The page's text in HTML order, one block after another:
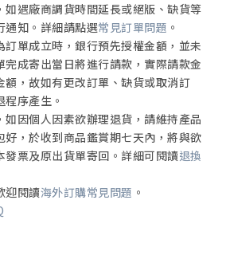
如遇廠商調貨時間延長或絕版、缺貨等
通知。詳細請點選常見訂單問題 。
訂單成立時，銀行預先授權金額，並未
完成寄出當日將進行請款，實際請款金
額，故如有更改訂單、缺貨或取消訂
序產生。
如因個人因素欲辦理退貨，請維持產品
好，於收到商品鑑賞期七天內，將與欲
發票及原出貨單寄回。詳細可閱讀退換
迎閱讀海外訂購常見問題 。